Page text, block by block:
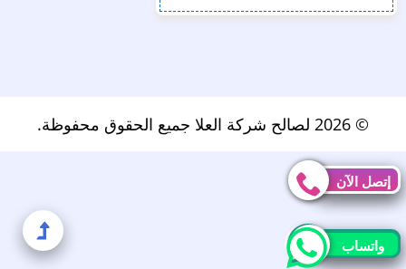
© 2026 لصالح شركة العلا جميع الحقوق محفوظة.
إتصل الآن
واتساب
إلى
إتصل الآن
واتساب